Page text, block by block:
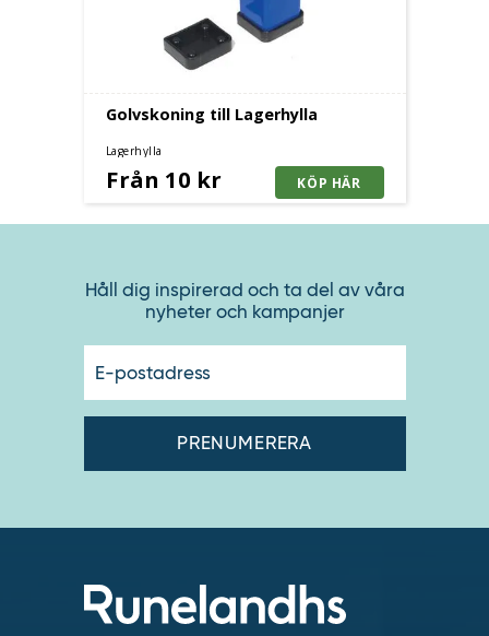
Golvskoning till Lagerhylla
Lagerhylla
Från 10 kr
Håll dig inspirerad och ta del av våra
nyheter och kampanjer